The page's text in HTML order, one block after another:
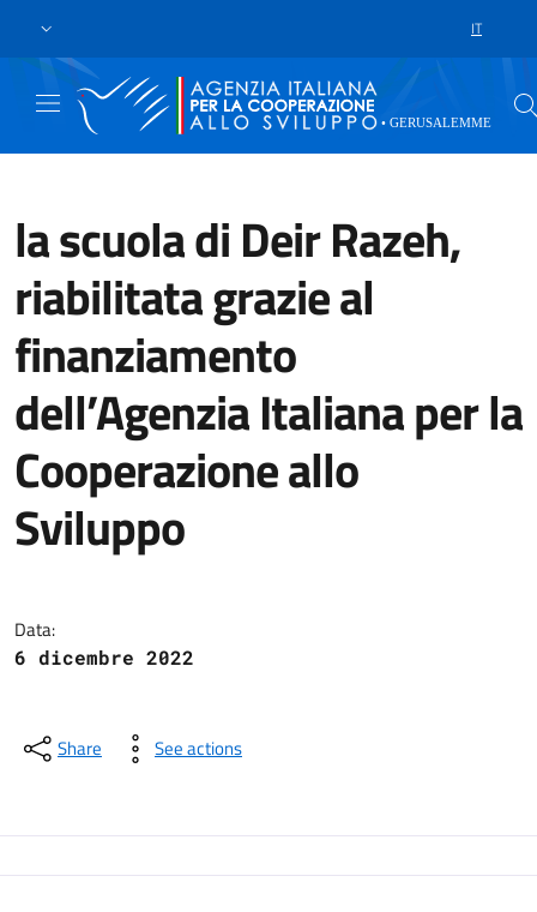
IT
la scuola di Deir Razeh,
riabilitata grazie al
finanziamento
dell’Agenzia Italiana per la
Cooperazione allo
Sviluppo
Data:
6 dicembre 2022
Share See actions